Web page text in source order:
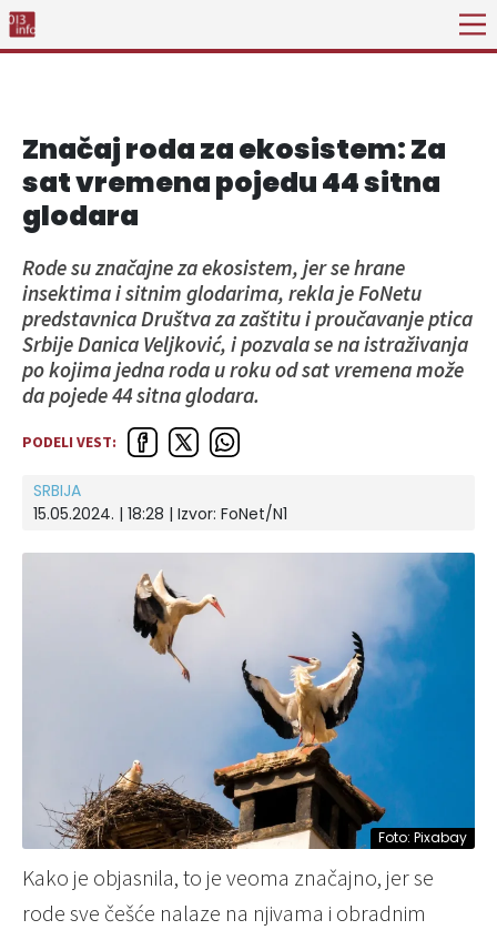
Značaj roda za ekosistem: Za
sat vremena pojedu 44 sitna
glodara
Rode su značajne za ekosistem, jer se hrane
insektima i sitnim glodarima, rekla je FoNetu
predstavnica Društva za zaštitu i proučavanje ptica
Srbije Danica Veljković, i pozvala se na istraživanja
po kojima jedna roda u roku od sat vremena može
da pojede 44 sitna glodara.
PODELI VEST:
SRBIJA
15.05.2024. | 18:28 | Izvor: FoNet/N1
Foto: Pixabay
Kako je objasnila, to je veoma značajno, jer se
rode sve češće nalaze na njivama i obradnim